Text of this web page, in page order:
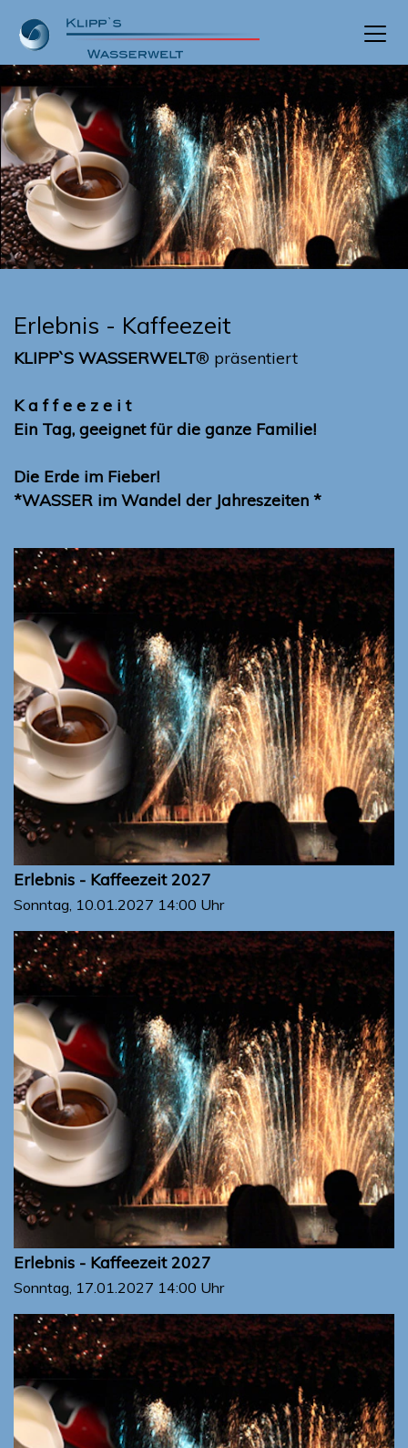
Erlebnis - Kaffeezeit
KLIPP`S WASSERWELT® präsentiert
K a f f e e z e i t
Ein Tag, geeignet für die ganze Familie!
Die Erde im Fieber!
*WASSER im Wandel der Jahreszeiten *
Erlebnis - Kaffeezeit 2027
Sonntag, 10.01.2027 14:00 Uhr
Erlebnis - Kaffeezeit 2027
Sonntag, 17.01.2027 14:00 Uhr